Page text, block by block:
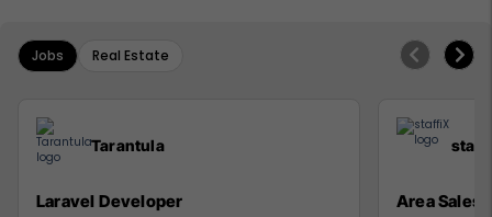
Jobs Real Estate
Tarantula
Laravel Developer Area Sales